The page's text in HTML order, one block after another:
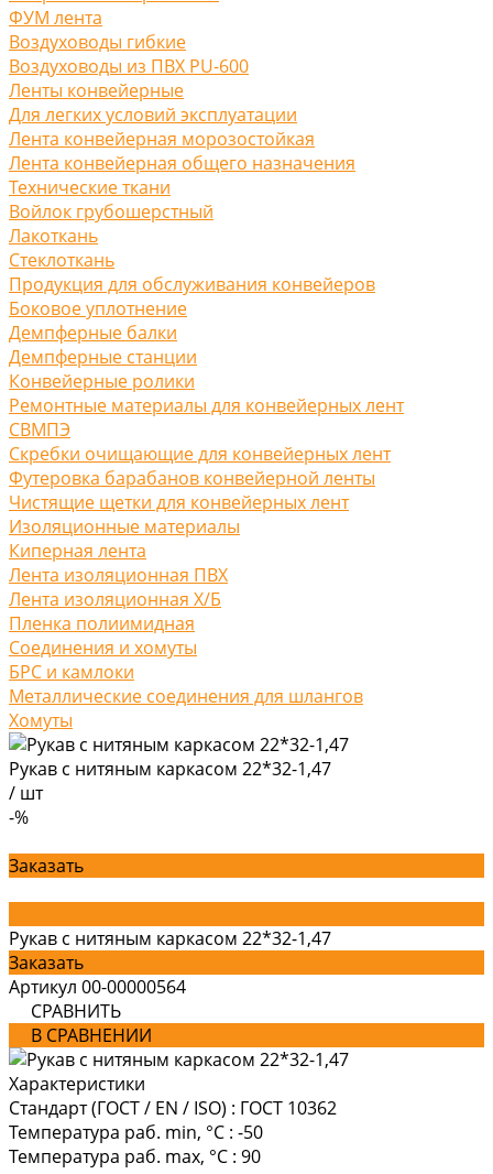
ФУМ лента
Воздуховоды гибкие
Воздуховоды из ПВХ PU-600
Ленты конвейерные
Для легких условий эксплуатации
Лента конвейерная морозостойкая
Лента конвейерная общего назначения
Технические ткани
Войлок грубошерстный
Лакоткань
Стеклоткань
Продукция для обслуживания конвейеров
Боковое уплотнение
Демпферные балки
Демпферные станции
Конвейерные ролики
Ремонтные материалы для конвейерных лент
СВМПЭ
Скребки очищающие для конвейерных лент
Футеровка барабанов конвейерной ленты
Чистящие щетки для конвейерных лент
Изоляционные материалы
Киперная лента
Лента изоляционная ПВХ
Лента изоляционная Х/Б
Пленка полиимидная
Соединения и хомуты
БРС и камлоки
Металлические соединения для шлангов
Хомуты
Рукав с нитяным каркасом 22*32-1,47
/ шт
-%
Заказать
Рукав с нитяным каркасом 22*32-1,47
Заказать
Артикул 00-00000564
СРАВНИТЬ
В СРАВНЕНИИ
Характеристики
Стандарт (ГОСТ / EN / ISO) : ГОСТ 10362
Температура раб. min, °C : -50
Температура раб. max, °C : 90